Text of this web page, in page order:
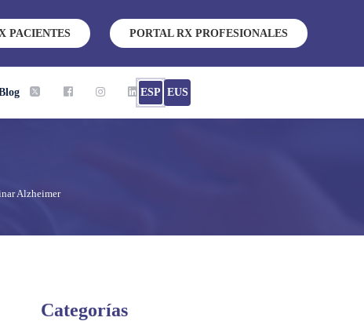
PACIENTES PORTAL RX PROFESIONALES
ESP EUS
Alzheimer
Categorías